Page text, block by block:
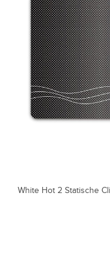
White Hot 2 Statische